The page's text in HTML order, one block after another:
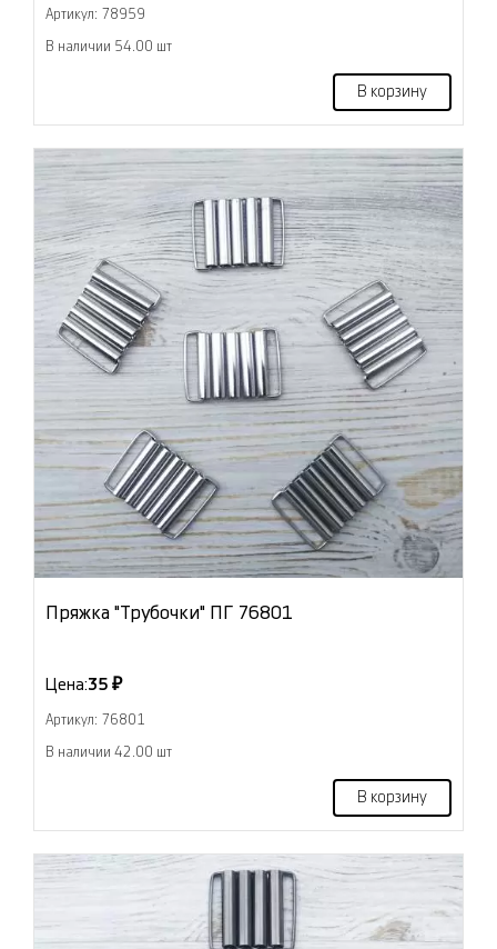
Артикул: 78959
В наличии 54.00 шт
В корзину
Пряжка "Трубочки" ПГ 76801
Цена:35 ₽
Артикул: 76801
В наличии 42.00 шт
В корзину